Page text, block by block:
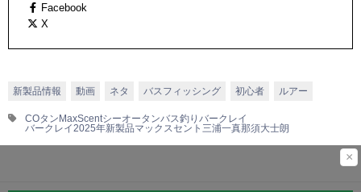
Facebook
X
新製品情報 動画 ネタ バスフィッシング 初心者 ルアー
COタンMaxScentシーオータンバス釣り バークレイ
バークレイ2025年新製品マックスセント 三浦一真那須大士朗
×